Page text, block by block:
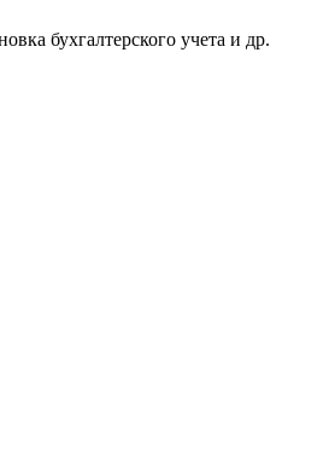
бухгалтерского учета и др.